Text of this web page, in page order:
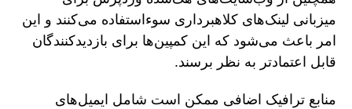
میزبانی لینک‌های کلاهبرداری سوءاستفاده می‌کنند و این
امر باعث می‌شود که این کمپین‌ها برای بازدیدکنندگان
قابل اعتمادتر به نظر برسند.
منابع ترافیک اضافی ممکن است شامل ایمیل‌های